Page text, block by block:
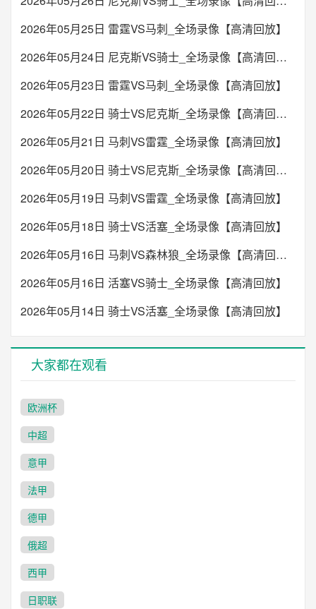
2026年05月25日 雷霆VS马刺_全场录像【高清回放】
2026年05月24日 尼克斯VS骑士_全场录像【高清回放】
2026年05月23日 雷霆VS马刺_全场录像【高清回放】
2026年05月22日 骑士VS尼克斯_全场录像【高清回放】
2026年05月21日 马刺VS雷霆_全场录像【高清回放】
2026年05月20日 骑士VS尼克斯_全场录像【高清回放】
2026年05月19日 马刺VS雷霆_全场录像【高清回放】
2026年05月18日 骑士VS活塞_全场录像【高清回放】
2026年05月16日 马刺VS森林狼_全场录像【高清回放】
2026年05月16日 活塞VS骑士_全场录像【高清回放】
2026年05月14日 骑士VS活塞_全场录像【高清回放】
大家都在观看
欧洲杯
中超
意甲
法甲
德甲
俄超
西甲
日职联